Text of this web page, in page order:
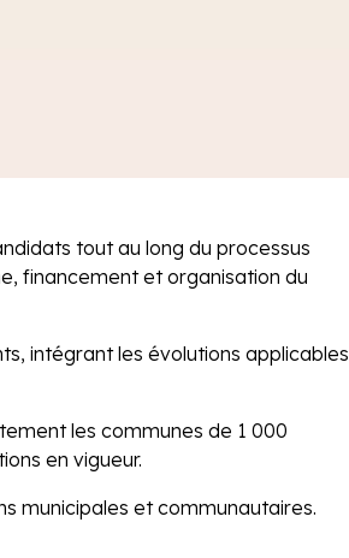
tout au long du processus
financement et organisation du
intégrant les évolutions applicables
les communes de 1 000
en vigueur.
municipales et communautaires.